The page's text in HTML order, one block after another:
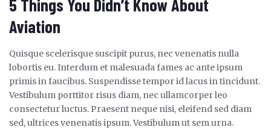
5 Things You Didn’t Know About
Aviation
Quisque scelerisque suscipit purus, nec venenatis nulla
lobortis eu. Interdum et malesuada fames ac ante ipsum
primis in faucibus. Suspendisse tempor id lacus in tincidunt.
Vestibulum porttitor risus diam, nec ullamcorper leo
consectetur luctus. Praesent neque nisi, eleifend sed diam
sed, ultrices venenatis ipsum. Vestibulum ut sem urna.